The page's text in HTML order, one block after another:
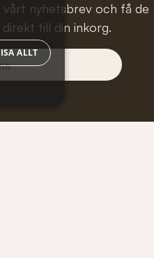
vårt nyhetsbrev och få de
till din inkorg.
ALLT